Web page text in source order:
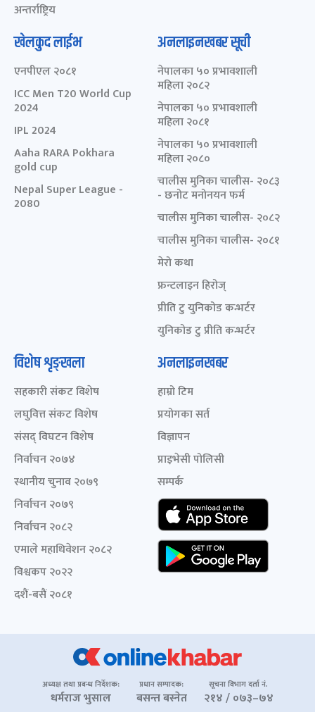
अन्तर्राष्ट्रिय
खेलकुद लाईभ
एनपीएल २०८१
ICC Men T20 World Cup
2024
IPL 2024
Aaha RARA Pokhara
gold cup
Nepal Super League -
2080
अनलाइनखबर सूची
नेपालका ५० प्रभावशाली
महिला २०८२
नेपालका ५० प्रभावशाली
महिला २०८१
नेपालका ५० प्रभावशाली
महिला २०८०
चालीस मुनिका चालीस- २०८३
- छनोट मनोनयन फर्म
चालीस मुनिका चालीस- २०८२
चालीस मुनिका चालीस- २०८१
मेरो कथा
फ्रन्टलाइन हिरोज्
प्रीति टु युनिकोड कन्भर्टर
युनिकोड टु प्रीति कन्भर्टर
विशेष शृङ्खला
सहकारी संकट विशेष
लघुवित्त संकट विशेष
संसद् विघटन विशेष
निर्वाचन २०७४
स्थानीय चुनाव २०७९
निर्वाचन २०७९
निर्वाचन २०८२
एमाले महाधिवेशन २०८२
विश्वकप २०२२
दशैं-बसैं २०८१
अनलाइनखबर
हाम्रो टिम
प्रयोगका सर्त
विज्ञापन
प्राइभेसी पोलिसी
सम्पर्क
अध्यक्ष तथा प्रबन्ध निर्देशक:
धर्मराज भुसाल
प्रधान सम्पादक:
बसन्त बस्नेत
सूचना विभाग दर्ता नं.
२१४ / ०७३–७४